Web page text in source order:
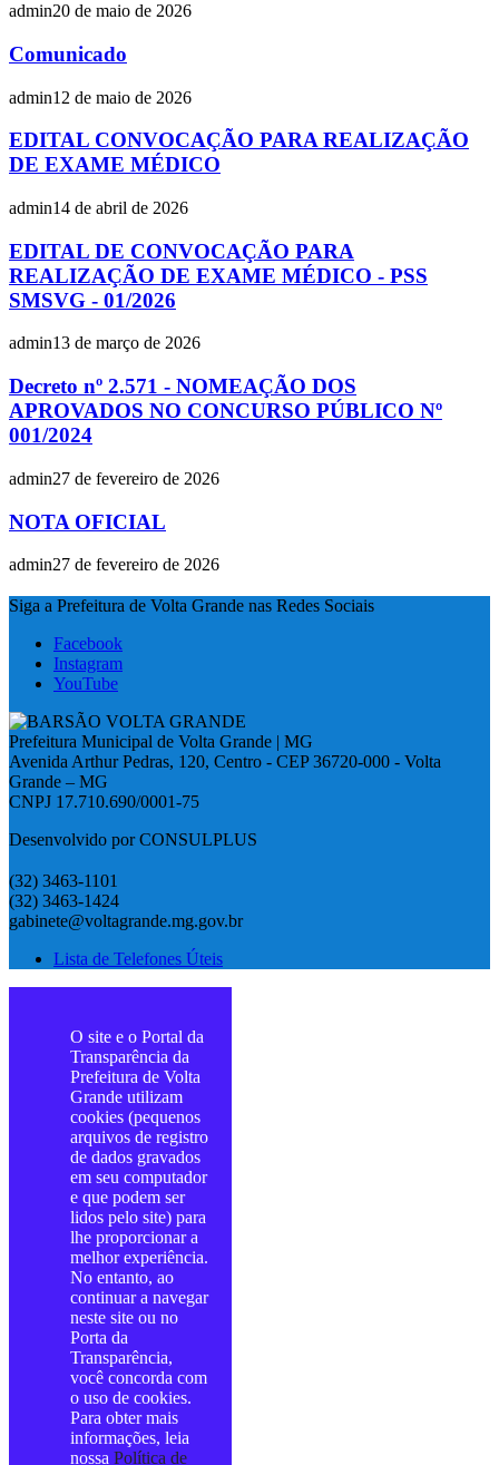
admin20 de maio de 2026
Comunicado
admin12 de maio de 2026
EDITAL CONVOCAÇÃO PARA REALIZAÇÃO
DE EXAME MÉDICO
admin14 de abril de 2026
EDITAL DE CONVOCAÇÃO PARA
REALIZAÇÃO DE EXAME MÉDICO - PSS
SMSVG - 01/2026
admin13 de março de 2026
Decreto nº 2.571 - NOMEAÇÃO DOS
APROVADOS NO CONCURSO PÚBLICO Nº
001/2024
admin27 de fevereiro de 2026
NOTA OFICIAL
admin27 de fevereiro de 2026
Siga a Prefeitura de Volta Grande nas Redes Sociais
Facebook
Instagram
YouTube
Prefeitura Municipal de Volta Grande | MG
Avenida Arthur Pedras, 120, Centro - CEP 36720-000 - Volta
Grande – MG
CNPJ 17.710.690/0001-75
Desenvolvido por CONSULPLUS
(32) 3463-1101
(32) 3463-1424
gabinete@voltagrande.mg.gov.br
Lista de Telefones Úteis
O site e o Portal da
Transparência da
Prefeitura de Volta
Grande utilizam
cookies (pequenos
arquivos de registro
de dados gravados
em seu computador
e que podem ser
lidos pelo site) para
lhe proporcionar a
melhor experiência.
No entanto, ao
continuar a navegar
neste site ou no
Porta da
Transparência,
você concorda com
o uso de cookies.
Para obter mais
informações, leia
nossa Política de